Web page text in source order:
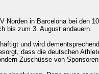
Norden in Barcelona bei den
bis zum 3. August andauern.
und wird
dass die deutschen
Zuschüsse von